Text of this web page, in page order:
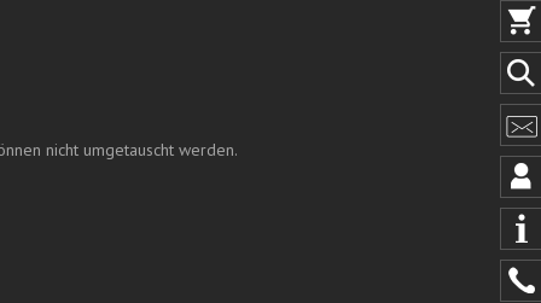
nicht umgetauscht werden.